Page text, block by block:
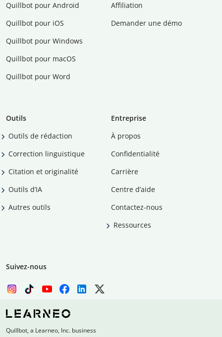
Quillbot pour Android
Quillbot pour iOS
Quillbot pour Windows
Quillbot pour macOS
Quillbot pour Word
Affiliation
Demander une démo
Outils
Outils de rédaction
Correction linguistique
Citation et originalité
Outils d’IA
Autres outils
Entreprise
À propos
Confidentialité
Carrière
Centre d’aide
Contactez-nous
Ressources
Suivez-nous
Quillbot, a Learneo, Inc. business